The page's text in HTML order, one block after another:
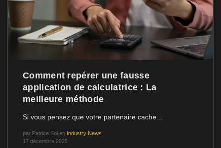
Comment repérer une fausse
application de calculatrice : La
meilleure méthode
Si vous pensez que votre partenaire cache...
par Patrice Sol en Industry News
17 décembre 2025